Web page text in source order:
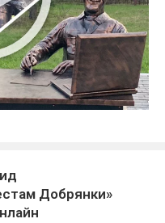
Добрянки»